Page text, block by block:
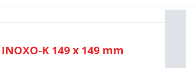
K 149 x 149 mm